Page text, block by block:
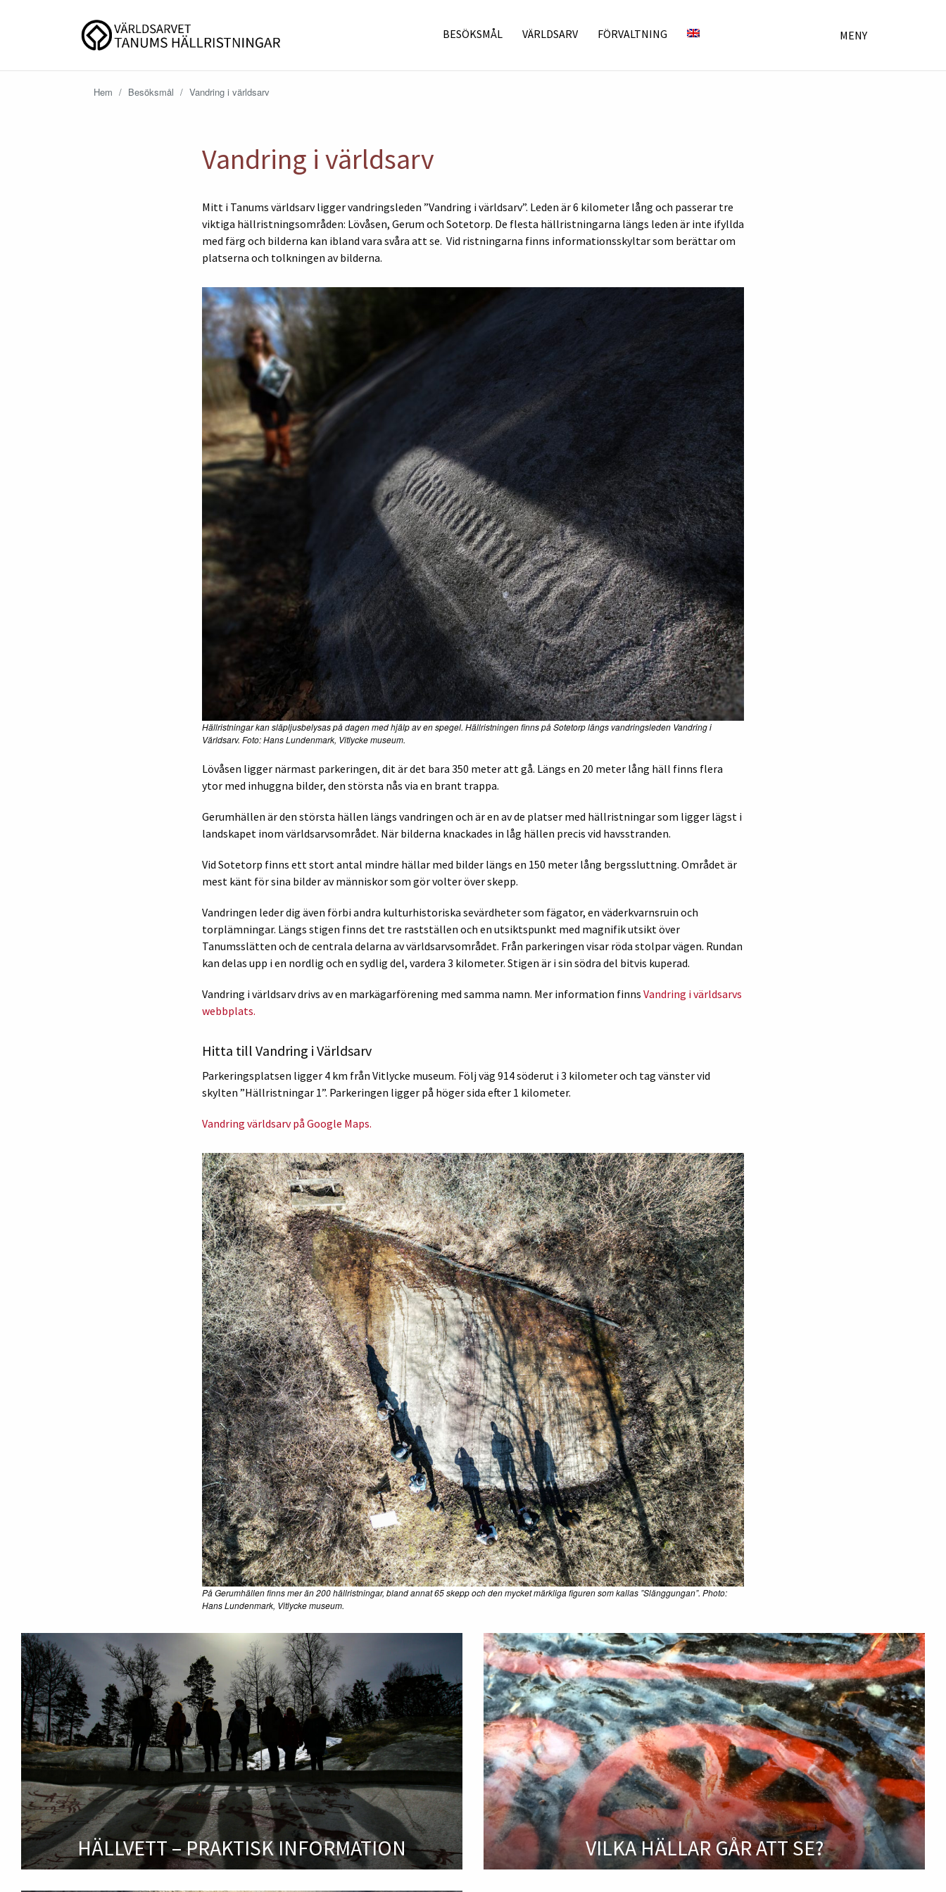
BESÖKSMÅL VÄRLDSARV FÖRVALTNING MENY
Hem / Besöksmål / Vandring i världsarv
Vandring i världsarv
Mitt i Tanums världsarv ligger vandringsleden ”Vandring i världsarv”. Leden är 6 kilometer lång och passerar tre
viktiga hällristningsområden: Lövåsen, Gerum och Sotetorp. De flesta hällristningarna längs leden är inte ifyllda
med färg och bilderna kan ibland vara svåra att se. Vid ristningarna finns informationsskyltar som berättar om
platserna och tolkningen av bilderna.
Hällristningar kan släpljusbelysas på dagen med hjälp av en spegel. Hällristningen finns på Sotetorp längs vandringsleden Vandring i
Världsarv. Foto: Hans Lundenmark, Vitlycke museum.
Lövåsen ligger närmast parkeringen, dit är det bara 350 meter att gå. Längs en 20 meter lång häll finns flera
ytor med inhuggna bilder, den största nås via en brant trappa.
Gerumhällen är den största hällen längs vandringen och är en av de platser med hällristningar som ligger lägst i
landskapet inom världsarvsområdet. När bilderna knackades in låg hällen precis vid havsstranden.
Vid Sotetorp finns ett stort antal mindre hällar med bilder längs en 150 meter lång bergssluttning. Området är
mest känt för sina bilder av människor som gör volter över skepp.
Vandringen leder dig även förbi andra kulturhistoriska sevärdheter som fägator, en väderkvarnsruin och
torplämningar. Längs stigen finns det tre rastställen och en utsiktspunkt med magnifik utsikt över
Tanumsslätten och de centrala delarna av världsarvsområdet. Från parkeringen visar röda stolpar vägen. Rundan
kan delas upp i en nordlig och en sydlig del, vardera 3 kilometer. Stigen är i sin södra del bitvis kuperad.
Vandring i världsarv drivs av en markägarförening med samma namn. Mer information finns Vandring i världsarvs
webbplats.
Hitta till Vandring i Världsarv
Parkeringsplatsen ligger 4 km från Vitlycke museum. Följ väg 914 söderut i 3 kilometer och tag vänster vid
skylten ”Hällristningar 1”. Parkeringen ligger på höger sida efter 1 kilometer.
Vandring världsarv på Google Maps.
På Gerumhällen finns mer än 200 hällristningar, bland annat 65 skepp och den mycket märkliga figuren som kallas ”Slänggungan”. Photo:
Hans Lundenmark, Vitlycke museum.
HÄLLVETT – PRAKTISK INFORMATION VILKA HÄLLAR GÅR ATT SE?